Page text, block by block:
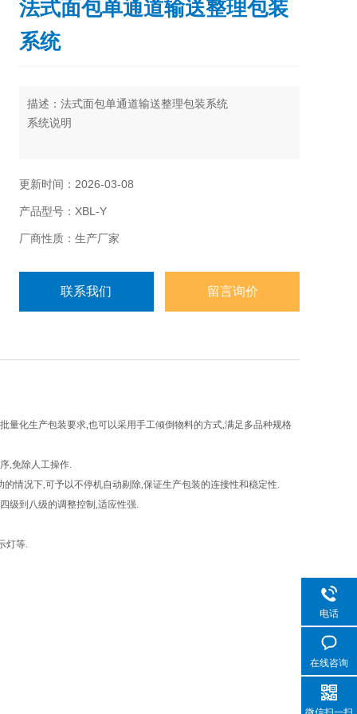
法式面包单通道输送整理包装
系统
描述：法式面包单通道输送整理包装系统
系统说明
加工线的成品出料输送带,满足单品规模化、批量化生
种规格产品的小批量、多批次的生产包装要求.
更新时间：2026-03-08
产品型号：XBL-Y
厂商性质：生产厂家
联系我们 留言询价
量化生产包装要求,也可以采用手工倾倒物料的方式,满足多品种规格
,免除人工操作.
的情况下,可予以不停机自动剔除,保证生产包装的连接性和稳定性.
级到八级的调整控制 ,适应性强.
灯等.
电话
在线咨询